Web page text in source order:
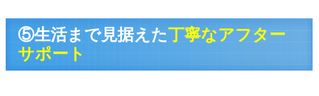
⑤生活まで見据えた丁寧なアフター
サポート